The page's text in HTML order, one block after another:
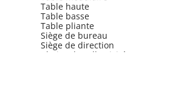
Table haute
Table basse
Table pliante
Siège de bureau
Siège de direction
Chaise de collectivité